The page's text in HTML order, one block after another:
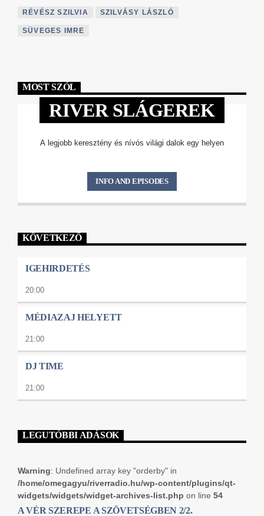
RÉVÉSZ SZILVIA SZILVÁSY LÁSZLÓ
SÜVEGES IMRE
MOST SZÓL
RIVER SLÁGEREK
A legjobb keresztény és nívós világi dalok egy helyen
INFO AND EPISODES
KÖVETKEZŐ
IGEHIRDETÉS
20:00
MÉDIAZAJ HELYETT
21:00
DJ TIME
21:00
LEGUTÓBBI ADÁSOK
Warning: Undefined array key "orderby" in
/home/omegagyu/riverradio.hu/wp-content/plugins/qt-
widgets/widgets/widget-archives-list.php on line 54
A VÉR SZEREPE A SZÖVETSÉGBEN 2/2.